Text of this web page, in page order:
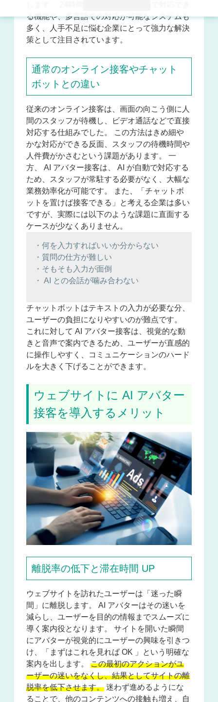
る機能や、多言語での対応が可能なシステムも
多く、人手不足に悩む企業にとって強力な解決
策として注目されています。
通常のオンライン接客やチャット
ボットとの違い
従来のオンライン接客は、画面の向こう側に人
間のスタッフが待機し、ビデオ通話などで直接
対応する仕組みでした。 この方法はきめ細や
かな対応ができる反面、スタッフの待機時間や
人件費がかさむという課題があります。 一
方、 AI アバター接客は、 AI が自動で対応する
ため、スタッフが常駐する必要がなく、大幅な
業務効率化が可能です。 また、「チャットボ
ットを置けば接客できる」と考える企業は多い
ですが、実際には以下のような課題に直面する
ケースが少なくありません。
・何を入力すればいいか分からない
・質問の仕方が難しい
・そもそも入力が面倒
・ AI との会話が噛み合わない
チャットボットはテキストの入力が必要な分、
ユーザーの負担になりやすいのが難点です。
これに対して AI アバター接客は、視覚的な動
きと音声で案内できるため、ユーザーが直感的
に操作しやすく、コミュニケーションのハード
ルを大きく下げることができます。
ウェブサイトに AI アバター
接客を導入するメリット
離脱率の低下と滞在時間 UP
ウェブサイトを訪れたユーザーは「迷った瞬
間」に離脱します。 AI アバターはその迷いを
減らし、ユーザーを目的の情報までスムーズに
導く案内役となります。 サイトを開いた瞬間
にアバターが視覚的にユーザーの興味を引きつ
け、「まずはこれを見れば OK 」という明確な
案内を出します。この最初のアクションがユ
ーザーの迷いをなくし、結果としてサイトの離
脱率を低下させます。 迷わず進めるようにな
ることで、他のコンテンツへの接触も増え、自